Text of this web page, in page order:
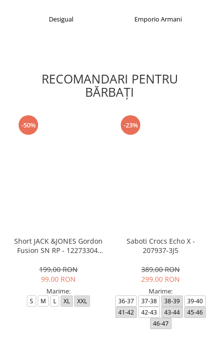
Desigual Emporio Armani
RECOMANDARI PENTRU
BĂRBAŢI
-50%
Short JACK &JONES Gordon
Fusion SN RP - 12273304-
199,00 RON
99,00 RON
Marime:
S M L XL XXL
-23%
Saboti Crocs Echo X -
207937-3J5
389,00 RON
299,00 RON
Marime:
36-37 37-38 38-39
39-40
41-42
42-43 43-44
45-46
46-47